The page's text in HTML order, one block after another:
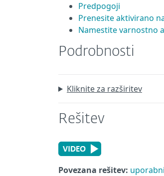
Predpogoji
Prenesite aktivirano
Namestite varnostno
Podrobnosti
Kliknite za razširitev
Rešitev
Povezana rešitev: